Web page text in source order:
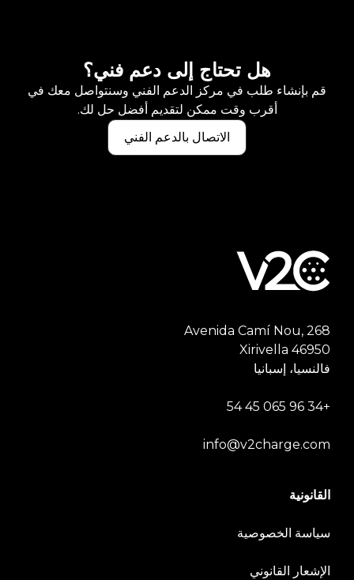
هل تحتاج إلى دعم فني؟
قم بإنشاء طلب في مركز الدعم الفني وسنتواصل معك في
أقرب وقت ممكن لتقديم أفضل حل لك.
الاتصال بالدعم الفني
Avenida Camí Nou, 268
46950 Xirivella
فالنسيا، إسبانيا
+34 96 065 45 54
info@v2charge.com
القانونية
سياسة الخصوصية
الإشعار القانوني